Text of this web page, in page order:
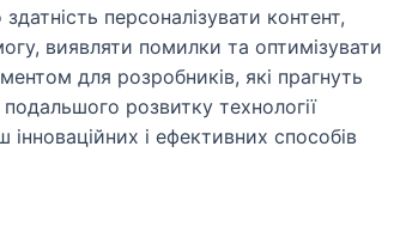
персоналізувати контент,
виявляти помилки та оптимізувати
для розробників, які прагнуть
розвитку технології
і ефективних способів